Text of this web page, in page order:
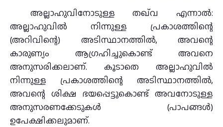
അല്ലാഹുവിനോടുള്ള തഖ്‌വ എന്നാൽ:
അല്ലാഹുവിൽ നിന്നുള്ള പ്രകാശത്തിന്റെ
(അറിവിന്റെ) അടിസ്ഥാനത്തിൽ, അവന്റെ
കാരുണ്യം ആഗ്രഹിച്ചുകൊണ്ട് അവനെ
അനുസരിക്കലാണ്. കൂടാതെ അല്ലാഹുവിൽ
നിന്നുള്ള പ്രകാശത്തിന്റെ അടിസ്ഥാനത്തിൽ,
അവന്റെ ശിക്ഷ ഭയപ്പെട്ടുകൊണ്ട് അവനോടുള്ള
അനുസരണക്കേടുകൾ (പാപങ്ങൾ)
ഉപേക്ഷിക്കലുമാണ്.